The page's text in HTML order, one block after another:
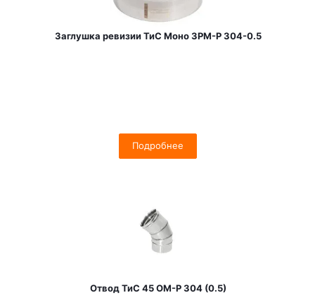
Заглушка ревизии ТиС Моно ЗРМ-Р 304-0.5
Подробнее
Отвод ТиС 45 OM-Р 304 (0.5)